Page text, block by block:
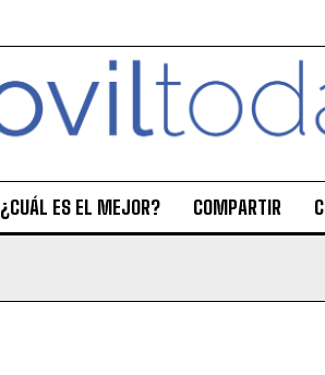
¿CUÁL ES EL MEJOR? COMPARTIR